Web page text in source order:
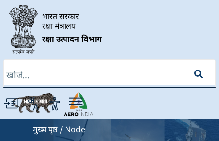
Skip to main content
भारत सरकार
रक्षा मंत्रालय
रक्षा उत्पादन विभाग
मुख्य पृष्ठ Node